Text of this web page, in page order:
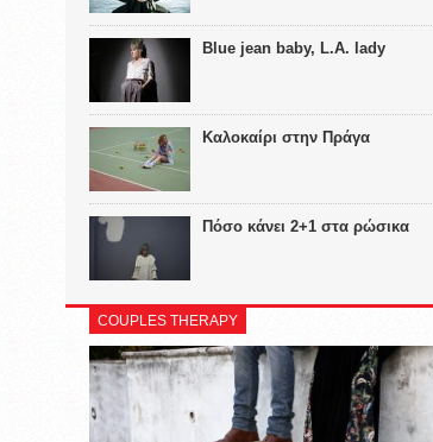
Blue jean baby, L.A. lady
Καλοκαίρι στην Πράγα
Πόσο κάνει 2+1 στα ρώσικα
COUPLES THERAPY